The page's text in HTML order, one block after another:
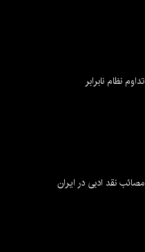
تداوم نظام نابرابر
مصائب نقد ادبی در ایران